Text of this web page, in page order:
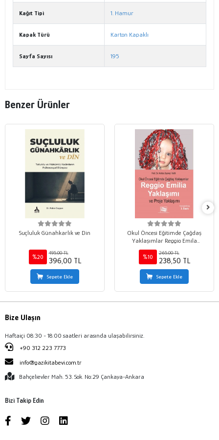
Kağıt Tipi 1. Hamur
Kapak Türü Karton Kapaklı
Sayfa Sayısı 195
Benzer Ürünler
Suçluluk Günahkarlık ve Din
%20
495,00 TL
396,00 TL
Sepete Ekle
Okul Öncesi Eğitimde Çağdaş
Yaklaşımlar Reggio Emila
Yaklaşımı ve Proje Yaklaşımı
%10
265,00 TL
238,50 TL
Sepete Ekle
Bize Ulaşın
Haftaiçi 08:30 - 18:00 saatleri arasında ulaşabilirsiniz.
+90 312 223 7773
info@gazikitabevi.com.tr
Bahçelievler Mah. 53. Sok. No:29 Çankaya-Ankara
Bizi Takip Edin